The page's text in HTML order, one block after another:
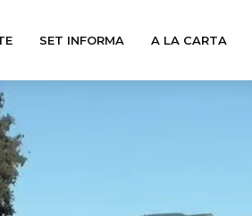
SET INFORMA A LA CARTA